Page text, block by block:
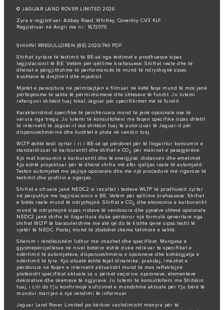
© JAGUAR LAND ROVER LIMITED 2026
Zyra e regjistruar: Abbey Road, Whitley, Coventry CV3 4LF
Regjistruar në Angli me nr.: 1672070
SHIHNI RREGULLOREN (BE) 2020/740 PDF
Shifrat zyrtare të testimit të BE-së nga testimet e prodhuesve sipas
legjislacionit të BE. Vetëm për qëllime krahasuese. Shifrat reale dhe të
dhënat e përgjithshme të performancës të mund të ndryshojnë sipas
kushteve të drejtimit dhe mjedisit.
Mjetet e paraqitura në përmbajtjen e filmuar në këtë faqe mund të mos jenë
përfaqësime të sakta të përmirësimeve dhe shtesave të fundit. Ju lutemi
referojuni shitësit tuaj lokal Jaguar për specifikimet më të fundit.
Karakteristikat specifike të përshkruara mund të jenë opsionale ose të
varura nga tregu. Ju lutemi të konsultoheni me faqen specifike sipas shtetit
të internetit të Jaguar-it ose shitësin tuaj të autorizuar të Jaguar-it për
disponueshmërinë dhe kushtet e plota në vendin tuaj.
WLTP është testi zyrtar i ri i BE-së që përdoret për të llogaritur konsumin e
standardizuar të karburantit dhe shifrat e CO2
për makinat e pasagjerëve.
Kjo mat konsumin e karburantit dhe të energjisë, distancën dhe emetimet.
Kjo është projektuar për të dhënë shifra më afër sjelljes reale të automjetit.
Teston automjetet me pajisje opsionale dhe me një procedurë më rigoroze të
testimit dhe profilin e ngarjes.
Shifrat e ofruara janë NEDC2 si rezultat i testeve WLTP të prodhuesit zyrtar
në përputhje me legjislacionin e BE. Vetëm për qëllime krahasuese. Shifrat
e botës reale mund të ndryshojnë. Shifrat e CO2 dhe ekonomia e karburantit
mund të ndryshojnë sipas rrotave të vendosura dhe pjesëve shtesë opsionale.
NEDC2 janë shifra të llogaritura duke përdorur një formulë qeveritare nga
shifrat WLTP të barasvlershme me atë që do të kishte qenë sipas testit të
vjetër të NEDC. Pastaj mund të zbatohet skema tatimore e saktë.
Shënim i rëndësishëm lidhur me imazhet dhe specifikat. Mungesa e
gjysmëpërcjellësve në nivel botëror është duke ndikuar te specifikat e
ndërtimit të automjeteve, disponueshmëria e opsioneve dhe kohëzgjatja e
ndërtimit të tyre. Kjo situatë është tejet dinamike, prandaj, imazhet e
përdorura në faqen e internetit aktualisht mund të mos reflektojnë
plotësisht specifikat aktuale sa u përket veçorive, opsioneve, elementeve
dekorative dhe skemave të ngjyrave. Ju lutemi të konsultoheni me Shitësin
tuaj, i cili do t'ju konfirmojë kufizimet e mundshme aktuale për t'ju bërë të
mundur marrjen e një vendimi të informuar
Jaguar Land Rover Limited po kërkon vazhdimisht mënyra për të